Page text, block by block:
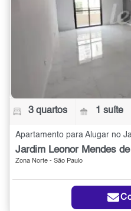
3 quartos 1 suíte
Zona Norte - São Paulo